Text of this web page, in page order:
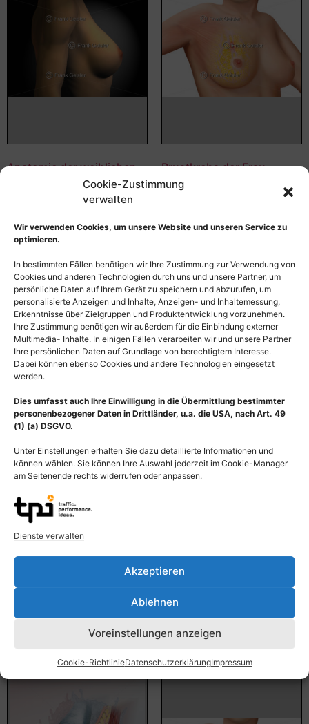
Cookie-Zustimmung
verwalten
Wir verwenden Cookies, um unsere Website und unseren Service zu
optimieren.
In bestimmten Fällen benötigen wir Ihre Zustimmung zur Verwendung von
Cookies und anderen Technologien durch uns und unsere Partner, um
persönliche Daten auf Ihrem Gerät zu speichern und abzurufen, um
personalisierte Anzeigen und Inhalte, Anzeigen- und Inhaltemessung,
Erkenntnisse über Zielgruppen und Produktentwicklung vorzunehmen.
Ihre Zustimmung benötigen wir außerdem für die Einbindung externer
Multimedia- Inhalte. In einigen Fällen verarbeiten wir und unsere Partner
Ihre persönlichen Daten auf Grundlage von berechtigtem Interesse.
Dabei können ebenso Cookies und andere Technologien eingesetzt
werden.
Dies umfasst auch Ihre Einwilligung in die Übermittlung bestimmter
personenbezogener Daten in Drittländer, u.a. die USA, nach Art. 49
(1) (a) DSGVO.
Unter Einstellungen erhalten Sie dazu detaillierte Informationen und
können wählen. Sie können Ihre Auswahl jederzeit im Cookie-Manager
am Seitenende rechts widerrufen oder anpassen.
Dienste verwalten
Akzeptieren
Ablehnen
Voreinstellungen anzeigen
Cookie-RichtlinieDatenschutzerklärungImpressum
Anatomie der weiblichen
Brust, Mamma, Brustdrüse
135,00€
Brustkrebs der Frau,
Mammakarzinom im
Brustgewebe
Bildnummer: 4087
Ausführung wählen
Mamma, Brustdrüse,
Busen, Brust der Frau
Brustgewebe
55,00
Bildnummer: 3930
Ausführung wählen